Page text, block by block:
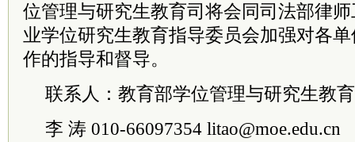
位管理与研究生教育司将会同司法部律
业学位研究生教育指导委员会加强对各
作的指导和督导。
联系人：教育部学位管理与研究生教
李 涛 010-66097354 litao@moe.edu.cn